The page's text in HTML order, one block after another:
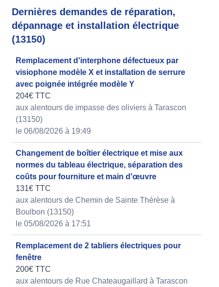
Dernières demandes de réparation,
dépannage et installation électrique
(13150)
Remplacement d'interphone défectueux par
visiophone modèle X et installation de serrure
avec poignée intégrée modèle Y
204€ TTC
aux alentours de impasse des oliviers à Tarascon
(13150)
le 06/08/2026 à 19:49
Changement de boîtier électrique et mise aux
normes du tableau électrique, séparation des
coûts pour fourniture et main d'œuvre
131€ TTC
aux alentours de Chemin de Sainte Thérèse à
Boulbon (13150)
le 05/08/2026 à 17:51
Remplacement de 2 tabliers électriques pour
fenêtre
200€ TTC
aux alentours de Rue Chateaugaillard à Tarascon